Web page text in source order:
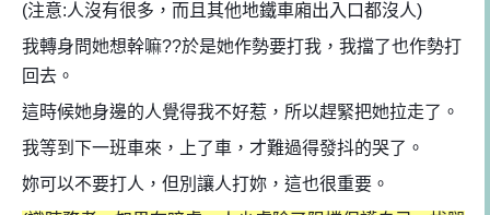
(注意:人沒有很多，而且其他地鐵車廂出入口都沒人)
我轉身問她想幹嘛??於是她作勢要打我，我擋了也作勢打
回去。
這時候她身邊的人覺得我不好惹，所以趕緊把她拉走了。
我等到下一班車來，上了車，才難過得發抖的哭了。
妳可以不要打人，但別讓人打妳，這也很重要。